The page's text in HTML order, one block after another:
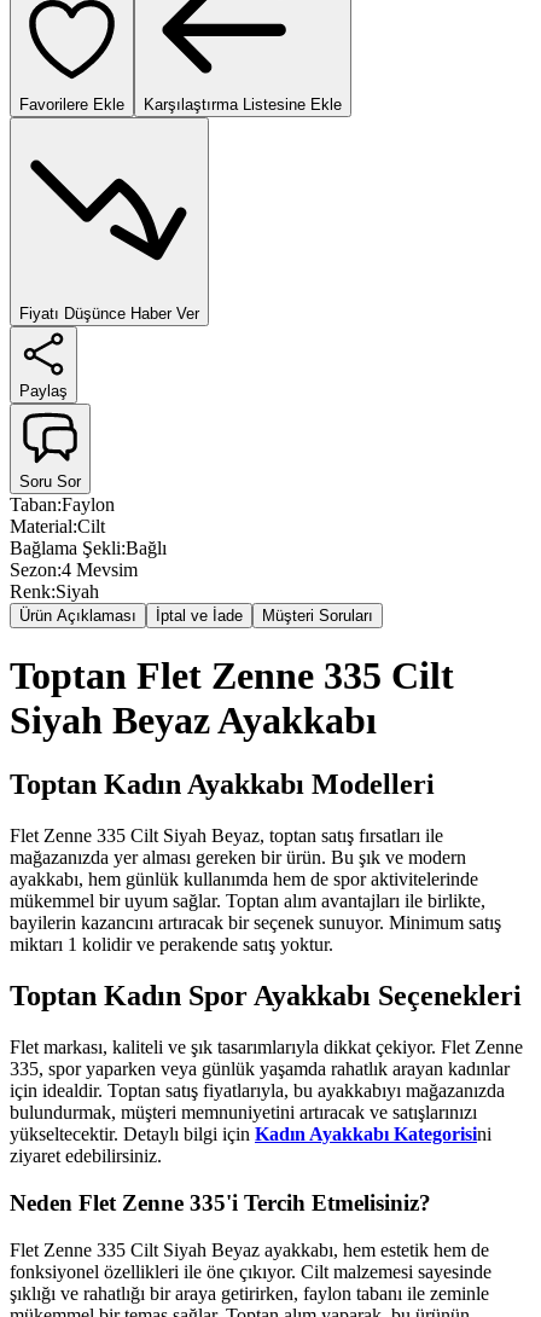
Favorilere Ekle Karşılaştırma Listesine Ekle
Fiyatı Düşünce Haber Ver
Paylaş
Soru Sor
Taban:Faylon
Material:Cilt
Bağlama Şekli:Bağlı
Sezon:4 Mevsim
Renk:Siyah
Ürün Açıklaması İptal ve İade Müşteri Soruları
Toptan Flet Zenne 335 Cilt
Siyah Beyaz Ayakkabı
Toptan Kadın Ayakkabı Modelleri
Flet Zenne 335 Cilt Siyah Beyaz, toptan satış fırsatları ile
mağazanızda yer alması gereken bir ürün. Bu şık ve modern
ayakkabı, hem günlük kullanımda hem de spor aktivitelerinde
mükemmel bir uyum sağlar. Toptan alım avantajları ile birlikte,
bayilerin kazancını artıracak bir seçenek sunuyor. Minimum satış
miktarı 1 kolidir ve perakende satış yoktur.
Toptan Kadın Spor Ayakkabı Seçenekleri
Flet markası, kaliteli ve şık tasarımlarıyla dikkat çekiyor. Flet Zenne
335, spor yaparken veya günlük yaşamda rahatlık arayan kadınlar
için idealdir. Toptan satış fiyatlarıyla, bu ayakkabıyı mağazanızda
bulundurmak, müşteri memnuniyetini artıracak ve satışlarınızı
yükseltecektir. Detaylı bilgi için Kadın Ayakkabı Kategorisini
ziyaret edebilirsiniz.
Neden Flet Zenne 335'i Tercih Etmelisiniz?
Flet Zenne 335 Cilt Siyah Beyaz ayakkabı, hem estetik hem de
fonksiyonel özellikleri ile öne çıkıyor. Cilt malzemesi sayesinde
şıklığı ve rahatlığı bir araya getirirken, faylon tabanı ile zeminle